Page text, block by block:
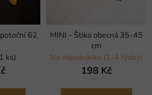
62
ks)
MINI - Štika obecná 35-45
cm
Na objednávku (1-4 týdny)
198 Kč